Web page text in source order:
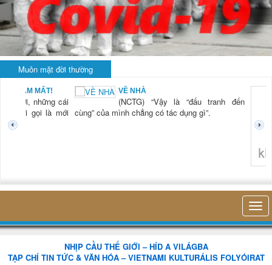
Muôn mặt đời thường
NAM MẤT!
“Xời, những cái
mới gọi là mới
VỀ NHÀ
(NCTG) “Vậy là “đấu tranh đến
cùng” của mình chẳng có tác dụng gì”.
NHỊP CẦU THẾ GIỚI – HÍD A VILÁGBA
TẠP CHÍ TIN TỨC & VĂN HÓA – VIETNAMI KULTURÁLIS FOLYÓIRAT